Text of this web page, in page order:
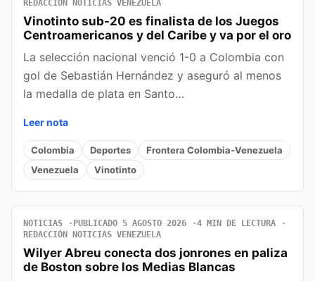
REDACCIÓN NOTICIAS VENEZUELA
Vinotinto sub-20 es finalista de los Juegos
Centroamericanos y del Caribe y va por el oro
La selección nacional venció 1-0 a Colombia con
gol de Sebastián Hernández y aseguró al menos
la medalla de plata en Santo…
Leer nota
Colombia Deportes
Frontera Colombia-Venezuela
Venezuela
Vinotinto
NOTICIAS PUBLICADO 5 AGOSTO 2026
4 MIN DE LECTURA
REDACCIÓN NOTICIAS VENEZUELA
Wilyer Abreu conecta dos jonrones en paliza
de Boston sobre los Medias Blancas